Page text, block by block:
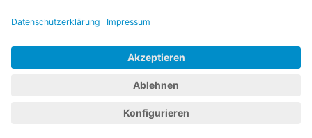
Impressum